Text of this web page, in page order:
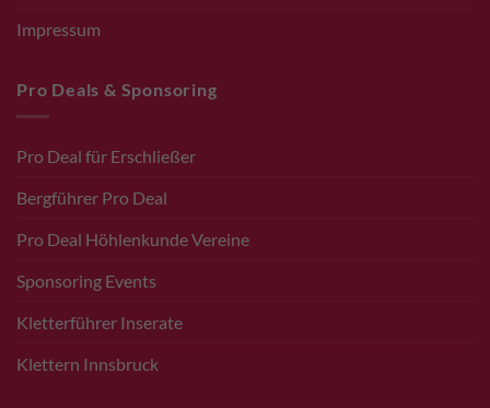
Impressum
Pro Deals & Sponsoring
Pro Deal für Erschließer
Bergführer Pro Deal
Pro Deal Höhlenkunde Vereine
Sponsoring Events
Kletterführer Inserate
Klettern Innsbruck